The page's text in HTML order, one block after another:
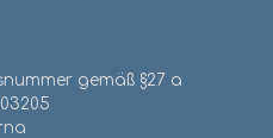
gemäß §27 a